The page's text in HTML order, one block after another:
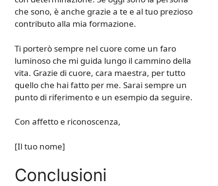
che sono, è anche grazie a te e al tuo prezioso
contributo alla mia formazione.
Ti porterò sempre nel cuore come un faro
luminoso che mi guida lungo il cammino della
vita. Grazie di cuore, cara maestra, per tutto
quello che hai fatto per me. Sarai sempre un
punto di riferimento e un esempio da seguire.
Con affetto e riconoscenza,
[Il tuo nome]
Conclusioni